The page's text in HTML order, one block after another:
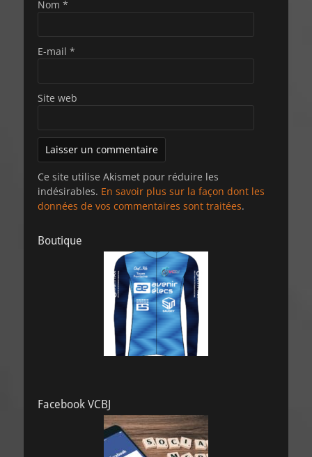
Nom *
E-mail *
Site web
Ce site utilise Akismet pour réduire les
indésirables. En savoir plus sur la façon dont les
données de vos commentaires sont traitées.
Boutique
Facebook VCBJ